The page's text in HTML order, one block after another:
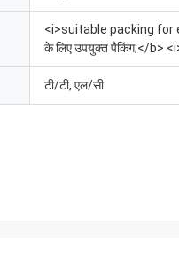
<i>suitable packing for
के लिए उपयुक्त पैकिंग;</b>
टी/टी, एल/सी